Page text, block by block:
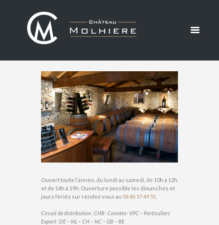
DIRECTE
ACCUEIL
Ouvert toute l’année, du lundi au samedi, de 10h à 12h
et de 14h à 19h. Ouverture possible les dimanches et
jours fériés sur rendez-vous au 06 86 57 49 51
Circuit de distribution : CHR- Cavistes- VPC – Particuliers
Export : DE – NL – CH – NC – GB – BE